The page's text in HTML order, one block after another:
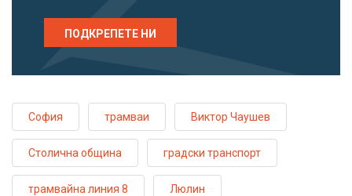
ПОДКРЕПЕТЕ НИ
София трамваи Виктор Чаушев
Столична община градски транспорт
трамвайна линия 8 Люлин